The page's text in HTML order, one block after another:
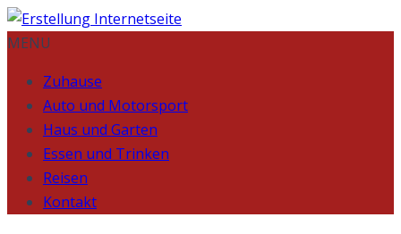
MENU
Zuhause
Auto und Motorsport
Haus und Garten
Essen und Trinken
Reisen
Kontakt